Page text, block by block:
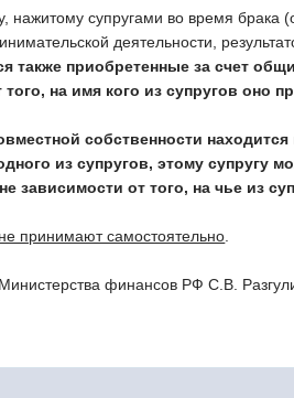
нажитому супругами во время брака
деятельности,
также приобретенные за счет
на имя кого из супругов оно
собственности находится
из супругов, этому супругу
зависимости от того, на чье из
принимают самостоятельно
финансов РФ С.В.